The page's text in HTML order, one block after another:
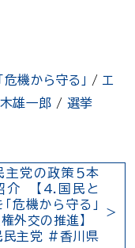
危機から守る」 /エ
雄一郎 /選挙
主党の政策５本
介 【4.国民と
危機から守る」
外交の推進】
民主党 #香川県